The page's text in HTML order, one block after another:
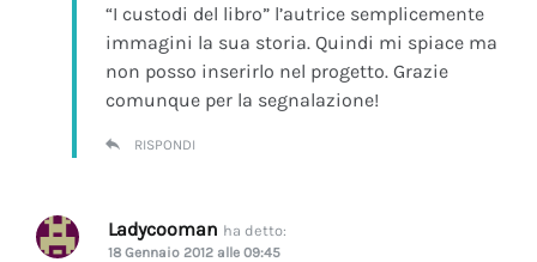
“I custodi del libro” l’autrice semplicemente
immagini la sua storia. Quindi mi spiace ma
non posso inserirlo nel progetto. Grazie
comunque per la segnalazione!
RISPONDI
Ladycooman ha detto:
18 Gennaio 2012 alle 09:45